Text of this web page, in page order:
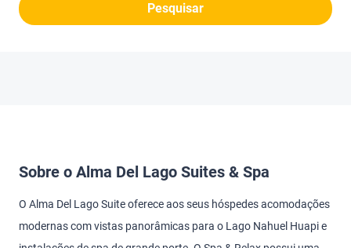
Pesquisar
Sobre o Alma Del Lago Suites & Spa
O Alma Del Lago Suite oferece aos seus hóspedes acomodações
modernas com vistas panorâmicas para o Lago Nahuel Huapi e